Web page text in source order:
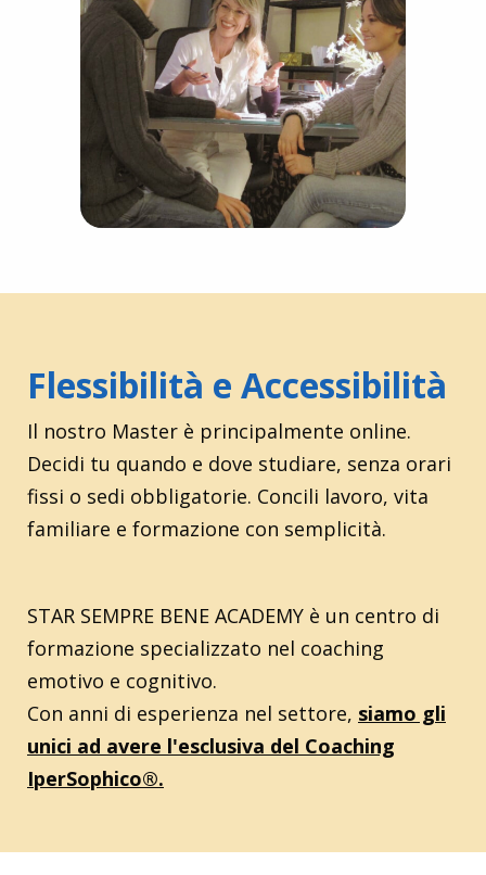
Flessibilità e Accessibilità
Il nostro Master è principalmente online.
Decidi tu quando e dove studiare, senza orari
fissi o sedi obbligatorie. Concili lavoro, vita
familiare e formazione con semplicità.
STAR SEMPRE BENE ACADEMY è un centro di
formazione specializzato nel coaching
emotivo e cognitivo.
Con anni di esperienza nel settore, siamo gli
unici ad avere l'esclusiva del Coaching
IperSophico®.